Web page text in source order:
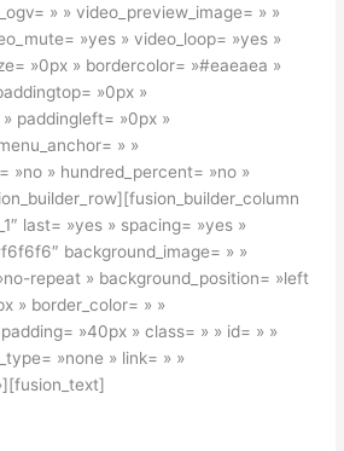
» » video_preview_image= » »
»yes » video_loop= »yes »
»0px » bordercolor= »#eaeaea »
»0px »
paddingleft= »0px »
» »
»no » hundred_percent= »no »
last= »yes » spacing= »yes »
background_image= » »
repeat » background_position= »left
» border_color= » »
»40px » class= » » id= » »
»none » link= » »